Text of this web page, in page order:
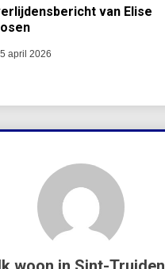
van Elise
april 2026